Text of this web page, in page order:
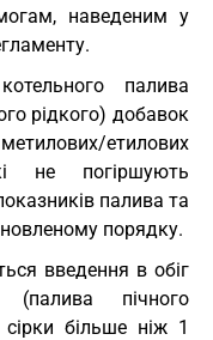
наведеним у
палива
рідкого) добавок
етилових
не погіршують
палива та
порядку.
введення в обіг
(палива пічного
більше ніж 1